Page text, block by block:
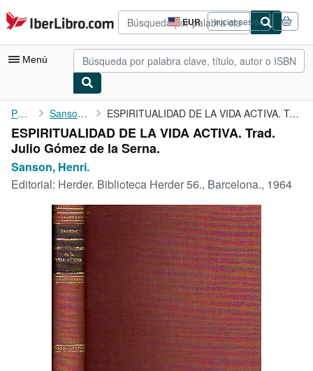
Pasar al contenido principal
IberLibro.com EUR
Preferencias
de
compra
del
Iniciar sesión
Menú
Mi cuenta
Consultar mis pedidos
Búsqueda avanzada
Colecciones
Libros antiguos
Arte y coleccionismo
Vendedores
Comenzar a vender
CERRAR
Portada Sanson, Henri. ESPIRITUALIDAD DE LA VIDA ACTIVA. Trad. Julio Gómez de la Serna.
ESPIRITUALIDAD DE LA VIDA ACTIVA. Trad.
Julio Gómez de la Serna.
Sanson, Henri.
Editorial: Herder. Biblioteca Herder 56., Barcelona., 1964